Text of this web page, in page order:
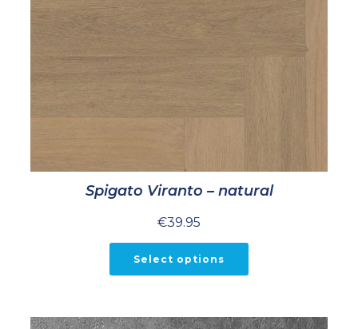
Spigato Viranto – natural
€39.95
Select options